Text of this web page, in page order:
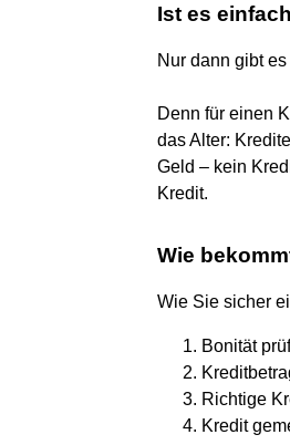
Ist es
Nur dann gibt
Denn für einen
das Alter:
Geld – kein
Kredit.
Wie
Wie Sie sicher
Bonität
Richtige
Kredit